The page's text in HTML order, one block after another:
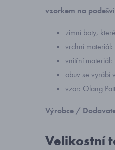
vzorkem na podešvi
zimní boty,
vrchní materiál:
vnitřní
obuv se vyrábí
vzor: Olang
Výrobce /
Velikostní